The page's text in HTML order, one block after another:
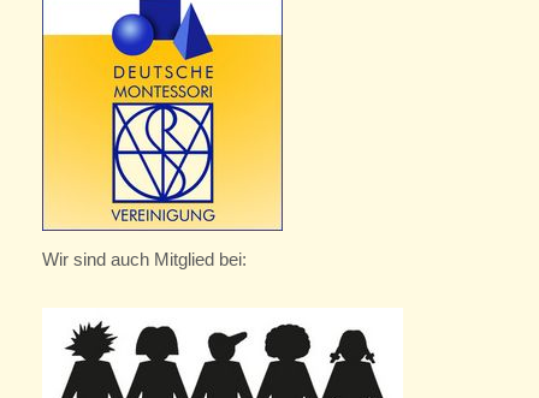
Wir sind auch Mitglied bei: